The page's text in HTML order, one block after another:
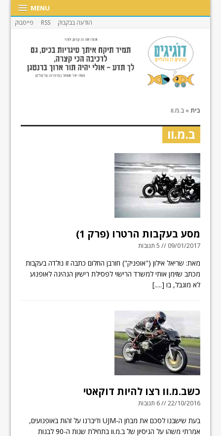
MENU
הודעה בבקבוק RSS פייסבוק
בית» ב.מ.וו
ב.מ.וו
מסע בעקבות הרטרו (פרק 1)
09/01/2017 // 5 תגובות
מאת: שריאל אילון ("אופניק") חורבן החלום כתבה זו נולדה בעקבות
מכתב שזימן אותי למשרד הרישוי לפסילת רישיון הנהיגה לאופנוע
לא מוגבל, בו [.....]
כשב.מ.וו רצו להיות דוקאטי
22/10/2016 // 6 תגובות
בעת שישבנו לסכם את מבחן ה-UJM ודיברנו על זהות באופנועים,
אמרתי משהו על הניסיון של ב.מ.וו בתחילת שנות ה-90 לבנות